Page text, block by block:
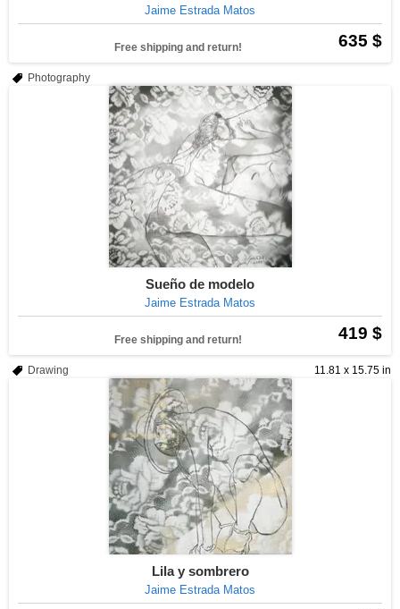
Jaime Estrada Matos
635 $
Free shipping and return!
Photography
Sueño de modelo
Jaime Estrada Matos
419 $
Free shipping and return!
11.81 x 15.75 in
Drawing
Lila y sombrero
Jaime Estrada Matos